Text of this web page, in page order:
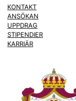
KONTAKT
ANSÖKAN
UPPDRAG
STIPENDIER
KARRIÄR